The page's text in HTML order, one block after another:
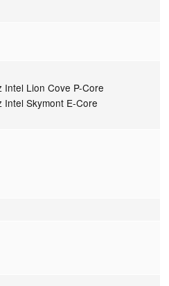
Intel Lion Cove P-Core
Intel Skymont E-Core